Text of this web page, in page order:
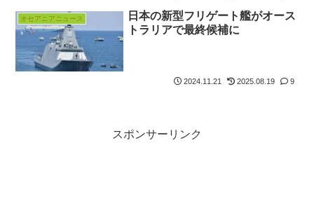
オセアニアニュース
日本の新型フリゲート艦がオース
トラリアで最終候補に
2024.11.21 2025.08.19 9
スポンサーリンク